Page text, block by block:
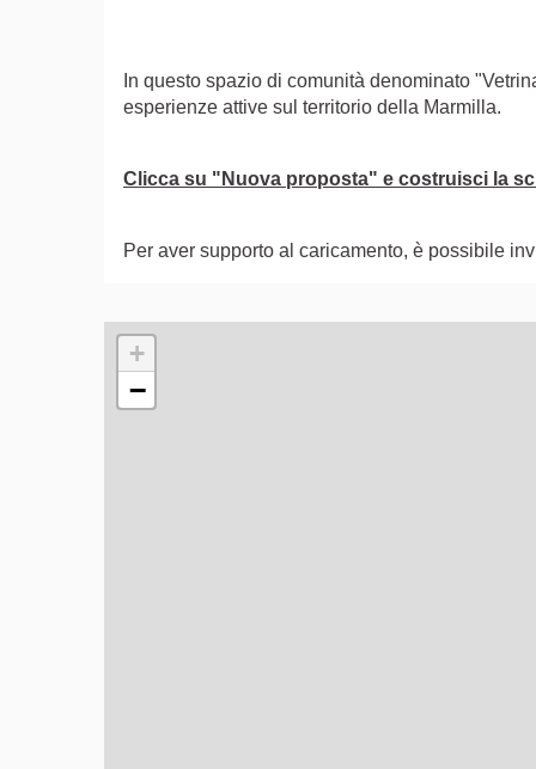
In questo spazio di comunità denominato
esperienze attive sul territorio della Marmilla.
Clicca su "Nuova proposta" e costruisci la
Per aver supporto al caricamento, è possibile
L'elemento seguente è una mappa che presenta
+
−